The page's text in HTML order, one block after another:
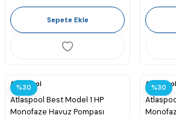
Sepete Ekle
%30
Atlaspool
Atlaspool Best Model 1 HP
Monofaze Havuz Pompası
%30
Atlaspool